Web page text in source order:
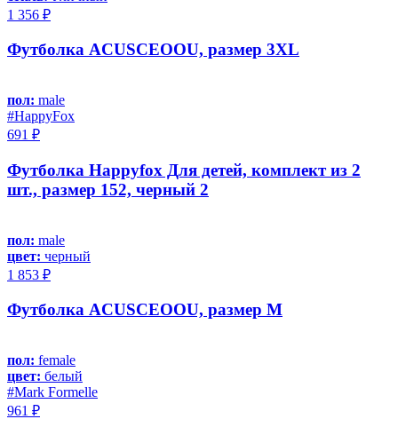
1 356 ₽
Футболка ACUSCEOOU, размер 3XL
пол: male
#HappyFox
691 ₽
Футболка Happyfox Для детей, комплект из 2
шт., размер 152, черный 2
пол: male
цвет: черный
1 853 ₽
Футболка ACUSCEOOU, размер M
пол: female
цвет: белый
#Mark Formelle
961 ₽